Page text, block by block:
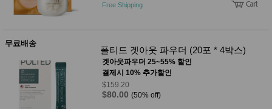
Free Shipping
무료배송
폴티드 겟아웃 파우더 (20포 * 4박스)
겟아웃파우더 25~55% 할인
결제시 10% 추가할인
$159.20
$80.00 (50% off)